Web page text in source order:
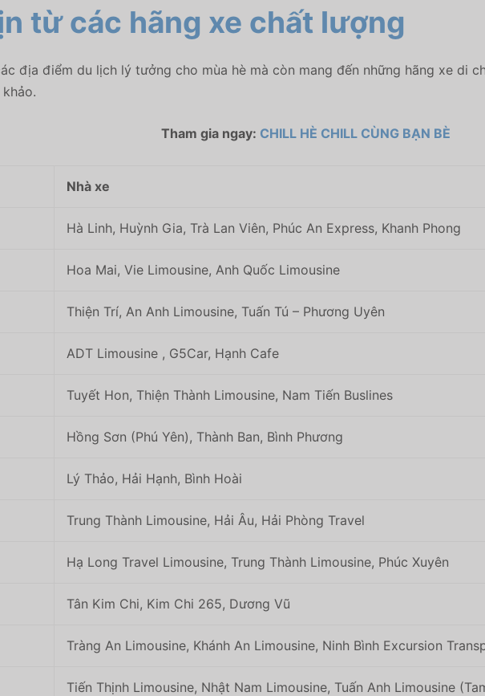
từ các hãng xe chất lượng
địa điểm du lịch lý tưởng cho mùa hè mà còn mang đến những hãng xe di
Tham gia ngay: CHILL HÈ CHILL CÙNG BẠN BÈ
Nhà xe
Hà Linh, Huỳnh Gia, Trà Lan Viên, Phúc An Express, Khanh Phong
Hoa Mai, Vie Limousine, Anh Quốc Limousine
Thiện Trí, An Anh Limousine, Tuấn Tú – Phương Uyên
ADT Limousine , G5Car, Hạnh Cafe
Tuyết Hon, Thiện Thành Limousine, Nam Tiến Buslines
Hồng Sơn (Phú Yên), Thành Ban, Bình Phương
Lý Thảo, Hải Hạnh, Bình Hoài
Trung Thành Limousine, Hải Âu, Hải Phòng Travel
Hạ Long Travel Limousine, Trung Thành Limousine, Phúc Xuyên
Tân Kim Chi, Kim Chi 265, Dương Vũ
Tràng An Limousine, Khánh An Limousine, Ninh Bình Excursion
Tiến Thịnh Limousine, Nhật Nam Limousine, Tuấn Anh Limousine